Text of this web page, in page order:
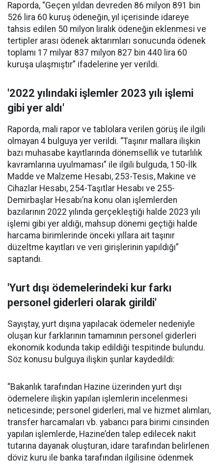
Raporda, “Geçen yıldan devreden 86 milyon 891 bin
526 lira 60 kuruş ödeneğin, yıl içerisinde idareye
tahsis edilen 50 milyon liralık ödeneğin eklenmesi ve
tertipler arası ödenek aktarımları sonucunda ödenek
toplamı 17 milyar 837 milyon 827 bin 440 lira 60
kuruşa ulaşmıştır” ifadelerine yer verildi.
'2022 yılındaki işlemler 2023 yılı işlemi
gibi yer aldı'
Raporda, mali rapor ve tablolara verilen görüş ile ilgili
olmayan 4 bulguya yer verildi. “Taşınır mallara ilişkin
bazı muhasabe kayıtlarında dönemsellik ve tutarlılık
kavramlarına uyulmaması” ile ilgili bulguda, 150-İlk
Madde ve Malzeme Hesabı, 253-Tesis, Makine ve
Cihazlar Hesabı, 254-Taşıtlar Hesabı ve 255-
Demirbaşlar Hesabı’na konu olan işlemlerden
bazılarının 2022 yılında gerçekleştiği halde 2023 yılı
işlemi gibi yer aldığı, mahsup dönemi geçtiği halde
harcama birimlerinde önceki yıllara ait taşınır
düzeltme kayıtları ve veri girişlerinin yapıldığı”
saptandı.
'Yurt dışı ödemelerindeki kur farkı
personel giderleri olarak girildi'
Sayıştay, yurt dışına yapılacak ödemeler nedeniyle
oluşan kur farklarının tamamının personel giderleri
ekonomik kodunda takip edildiği tespitinde bulundu.
Söz konusu bulguya ilişkin şunlar kaydedildi:
“Bakanlık tarafından Hazine üzerinden yurt dışı
ödemelere ilişkin yapılan işlemlerin incelenmesi
neticesinde; personel giderleri, mal ve hizmet alımları,
transfer harcamaları vb. yabancı para birimi cinsinden
yapılan işlemlerde, Hazine’den talep edilecek nakit
tutarına dayanak oluşturan, idare tarafından belirlenen
döviz kuru ile banka tarafından ilgilisine ödenmek